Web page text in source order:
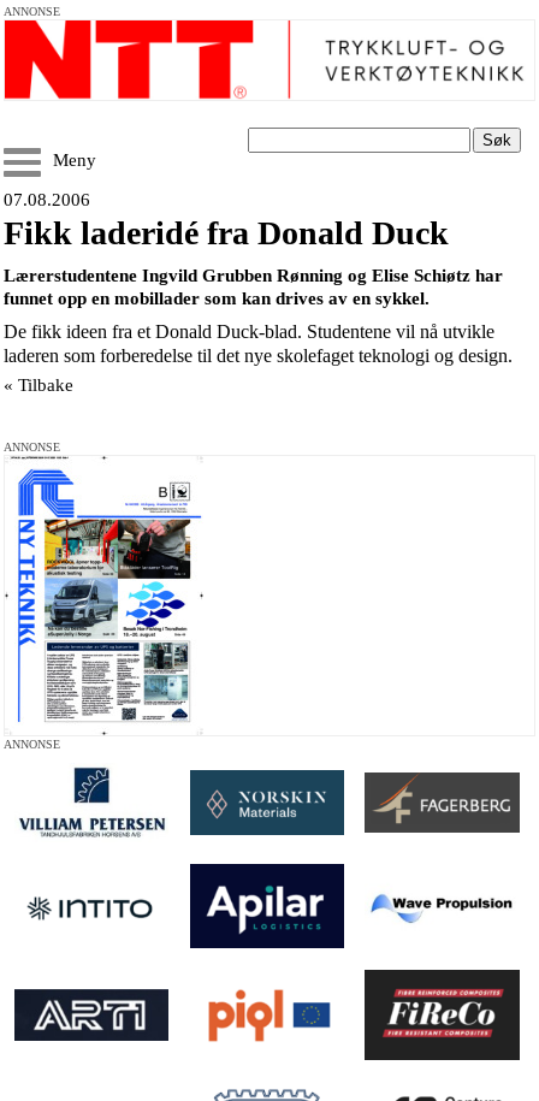
ANNONSE
Søk
Meny
07.08.2006
Fikk laderidé fra Donald Duck
Lærerstudentene Ingvild Grubben Rønning og Elise Schiøtz har
funnet opp en mobillader som kan drives av en sykkel.
De fikk ideen fra et Donald Duck-blad. Studentene vil nå utvikle
laderen som forberedelse til det nye skolefaget teknologi og design.
« Tilbake
ANNONSE
ANNONSE